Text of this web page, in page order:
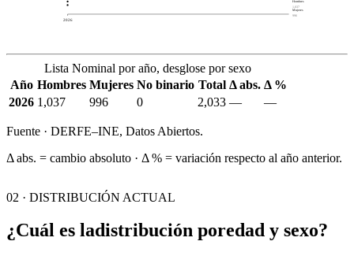
2026
Mujeres
996
Hombres
1,037
Lista Nominal por año, desglose por sexo
Año Hombres Mujeres No binario Total Δ abs. Δ %
2026 1,037 996 0 2,033 — —
Fuente · DERFE–INE, Datos Abiertos.
Δ abs. = cambio absoluto · Δ % = variación respecto al año anterior.
02 · DISTRIBUCIÓN ACTUAL
¿Cuál es ladistribución poredad y sexo?